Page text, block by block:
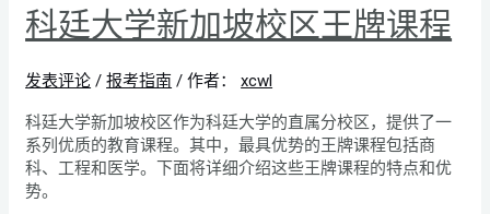
科廷大学新加坡校区王牌课程
发表评论 /报考指南 / 作者： xcwl
科廷大学新加坡校区作为科廷大学的直属分校区，提供了一
系列优质的教育课程。其中，最具优势的王牌课程包括商
科、工程和医学。下面将详细介绍这些王牌课程的特点和优
势。